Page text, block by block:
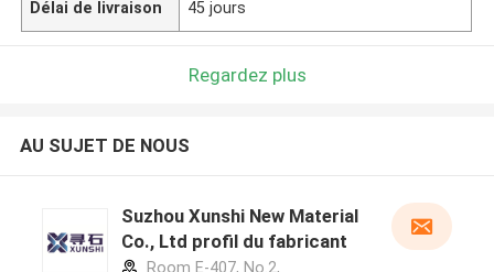
Délai de livraison 45 jours
Regardez plus
AU SUJET DE NOUS
Suzhou Xunshi New Material
Co., Ltd profil du fabricant
Room E-407, No.2,